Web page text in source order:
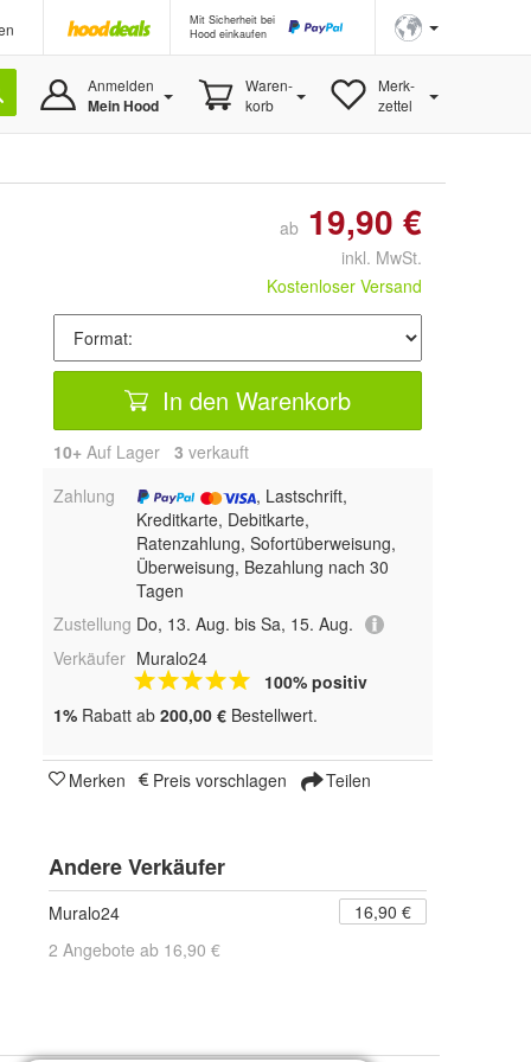
Mit Sicherheit bei
Hood einkaufen
Anmelden
Mein Hood
Waren-
korb
Merk-
zettel
ab 19,90 €
inkl. MwSt.
Kostenloser Versand
In den Warenkorb
10+ Auf Lager 3 verkauft
Zahlung
, Lastschrift,
Kreditkarte, Debitkarte,
Ratenzahlung, Sofortüberweisung,
Überweisung, Bezahlung nach 30
Tagen
Zustellung Do, 13. Aug. bis Sa, 15. Aug.
Verkäufer Muralo24
100% positiv
1% Rabatt ab 200,00 € Bestellwert.
Merken Preis vorschlagen Teilen
Andere Verkäufer
Muralo24
16,90 €
2 Angebote ab 16,90 €